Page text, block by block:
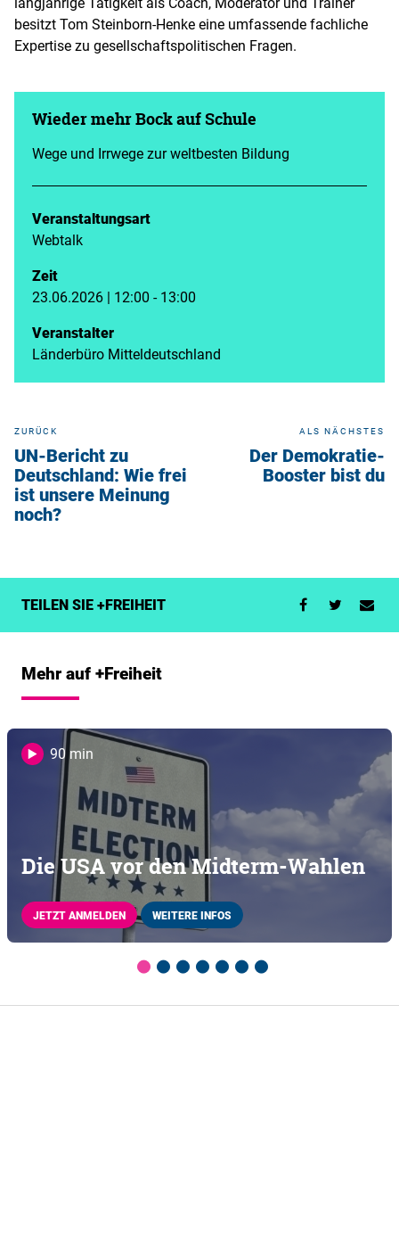
besitzt Tom Steinborn-Henke eine umfassende fachliche
Expertise zu gesellschaftspolitischen Fragen.
Wieder mehr Bock auf Schule
Wege und Irrwege zur weltbesten Bildung
Veranstaltungsart
Webtalk
Zeit
23.06.2026 | 12:00 - 13:00
Veranstalter
Länderbüro Mitteldeutschland
ZURÜCK
UN-Bericht zu
Deutschland: Wie frei
ist unsere Meinung
noch?
ALS NÄCHSTES
Der Demokratie-
Booster bist du
TEILEN SIE +FREIHEIT
Mehr auf +Freiheit
90 min
Die USA vor den Midterm-Wahlen
JETZT ANMELDEN WEITERE INFOS